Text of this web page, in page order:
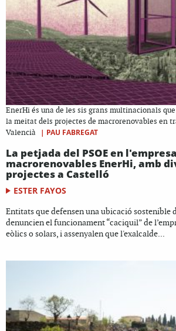
EnerHi és una de les sis grans multinacionals
la meitat dels projectes de macrorenovables en
Valencià
| PAU FABREGAT
La petjada del PSOE en
macrorenovables EnerHi, amb
projectes a Castelló
ESTER FAYOS
Entitats que defensen una ubicació sostenible
denuncien el funcionament “caciquil” de
eòlics o solars, i assenyalen que l'exalcalde...